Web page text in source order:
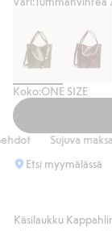
Koko:ONE SIZE
Sujuva
Etsi myymälässä
Käsilaukku